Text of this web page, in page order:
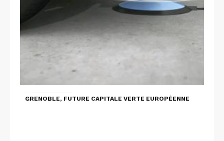
GRENOBLE, FUTURE CAPITALE VERTE EUROPÉENNE